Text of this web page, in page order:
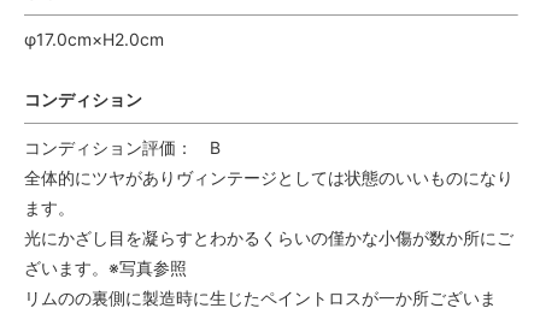
φ17.0cm×H2.0cm
コンディション
コンディション評価： B
全体的にツヤがありヴィンテージとしては状態のいいものになり
ます。
光にかざし目を凝らすとわかるくらいの僅かな小傷が数か所にご
ざいます。※写真参照
リムのの裏側に製造時に生じたペイントロスが一か所ございま